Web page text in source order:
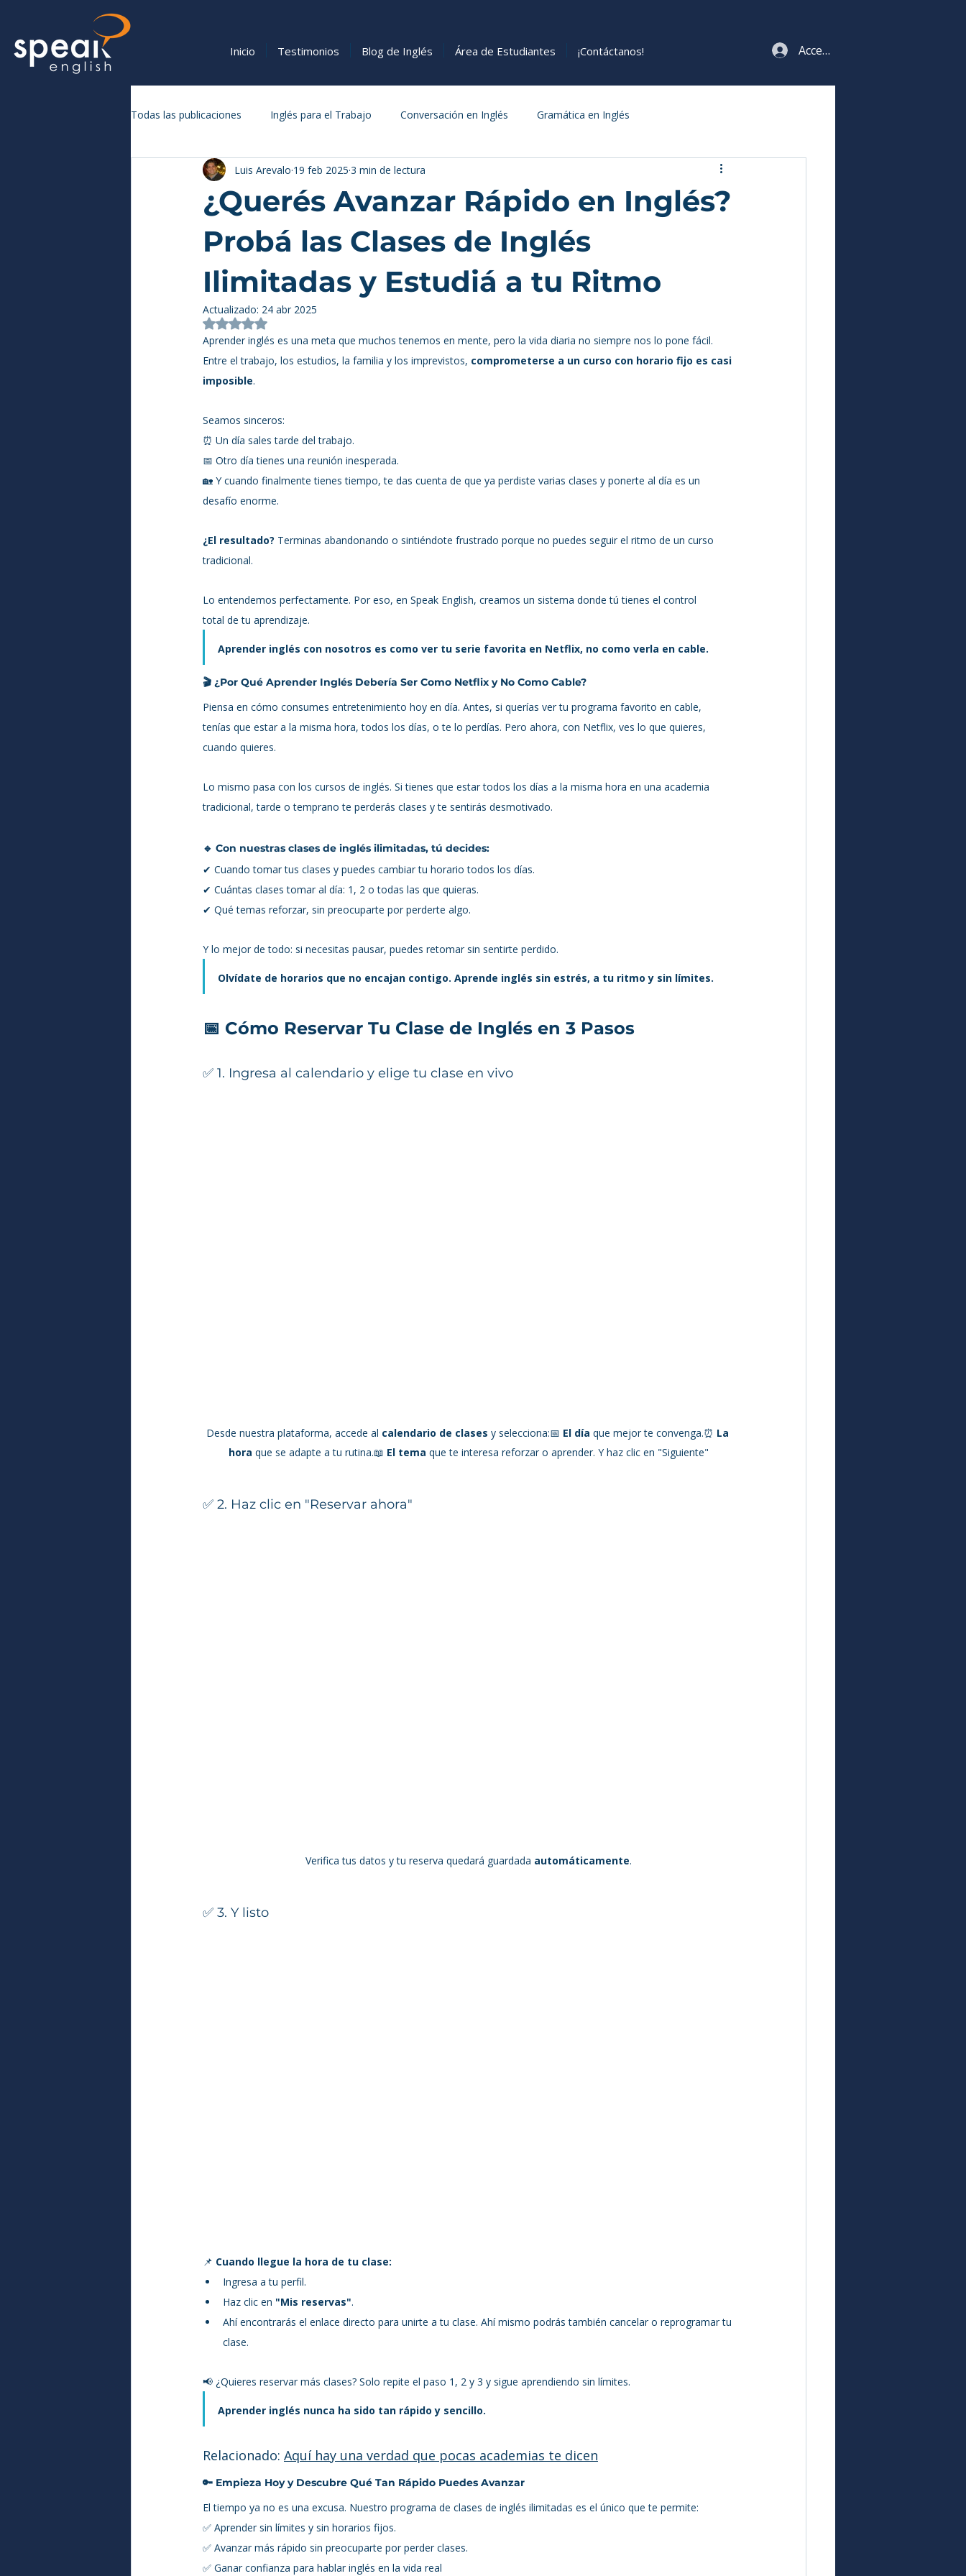
Inicio Testimonios Blog de Inglés Área de Estudiantes ¡Contáctanos! Acceso estudiantes
Todas las publicaciones Inglés para el Trabajo Conversación en Inglés Gramática en Inglés
Vocabulario y Expresiones en Inglés Cómo Aprender Inglés
¿Querés Avanzar Rápido en Inglés?
Probá las Clases de Inglés
Ilimitadas y Estudiá a tu Ritmo
Luis Arevalo 19 feb 2025 3 min de lectura
Actualizado: 24 abr 2025
Obtuvo NaN de 5 estrellas.
Aprender inglés es una meta que muchos tenemos en mente, pero la vida diaria no siempre nos lo pone fácil.
Entre el trabajo, los estudios, la familia y los imprevistos, comprometerse a un curso con horario fijo es casi
imposible.
Seamos sinceros:
⏰ Un día sales tarde del trabajo.
📅 Otro día tienes una reunión inesperada.
🏡 Y cuando finalmente tienes tiempo, te das cuenta de que ya perdiste varias clases y ponerte al día es un
desafío enorme.
¿El resultado? Terminas abandonando o sintiéndote frustrado porque no puedes seguir el ritmo de un curso
tradicional.
Lo entendemos perfectamente. Por eso, en Speak English, creamos un sistema donde tú tienes el control
total de tu aprendizaje.
Aprender inglés con nosotros es como ver tu serie favorita en Netflix, no como verla en cable.
🎬 ¿Por Qué Aprender Inglés Debería Ser Como Netflix y No Como Cable?
Piensa en cómo consumes entretenimiento hoy en día. Antes, si querías ver tu programa favorito en cable,
tenías que estar a la misma hora, todos los días, o te lo perdías. Pero ahora, con Netflix, ves lo que quieres,
cuando quieres.
Lo mismo pasa con los cursos de inglés. Si tienes que estar todos los días a la misma hora en una academia
tradicional, tarde o temprano te perderás clases y te sentirás desmotivado.
🔹 Con nuestras clases de inglés ilimitadas, tú decides:
✔ Cuando tomar tus clases y puedes cambiar tu horario todos los días.
✔ Cuántas clases tomar al día: 1, 2 o todas las que quieras.
✔ Qué temas reforzar, sin preocuparte por perderte algo.
Y lo mejor de todo: si necesitas pausar, puedes retomar sin sentirte perdido.
Olvídate de horarios que no encajan contigo. Aprende inglés sin estrés, a tu ritmo y sin límites.
📅 Cómo Reservar Tu Clase de Inglés en 3 Pasos
✅ 1. Ingresa al calendario y elige tu clase en vivo
Desde nuestra plataforma, accede al calendario de clases y selecciona:📅 El día que mejor te convenga.⏰ La
hora que se adapte a tu rutina.📖 El tema que te interesa reforzar o aprender. Y haz clic en "Siguiente"
✅ 2. Haz clic en "Reservar ahora"
Verifica tus datos y tu reserva quedará guardada automáticamente.
✅ 3. Y listo
📌 Cuando llegue la hora de tu clase:
Ingresa a tu perfil.
Haz clic en "Mis reservas".
Ahí encontrarás el enlace directo para unirte a tu clase. Ahí mismo podrás también cancelar o reprogramar tu
clase.
📢 ¿Quieres reservar más clases? Solo repite el paso 1, 2 y 3 y sigue aprendiendo sin límites.
Aprender inglés nunca ha sido tan rápido y sencillo.
Relacionado: Aquí hay una verdad que pocas academias te dicen
🔑 Empieza Hoy y Descubre Qué Tan Rápido Puedes Avanzar
El tiempo ya no es una excusa. Nuestro programa de clases de inglés ilimitadas es el único que te permite:
✅ Aprender sin límites y sin horarios fijos.
✅ Avanzar más rápido sin preocuparte por perder clases.
✅ Ganar confianza para hablar inglés en la vida real